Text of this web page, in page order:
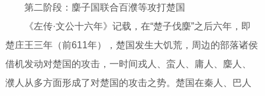
第二阶段：麇子国联合百濮等攻打楚国
《左传·文公十六年》记载，在“楚子伐麇”之后六年，即
楚庄王三年（前611年），楚国发生大饥荒，周边的部落诸侯
借机发动对楚国的攻击，一时间戎人、蛮人、庸人、麇人、
濮人从多方面形成了对楚国的攻击之势。楚国在秦人、巴人